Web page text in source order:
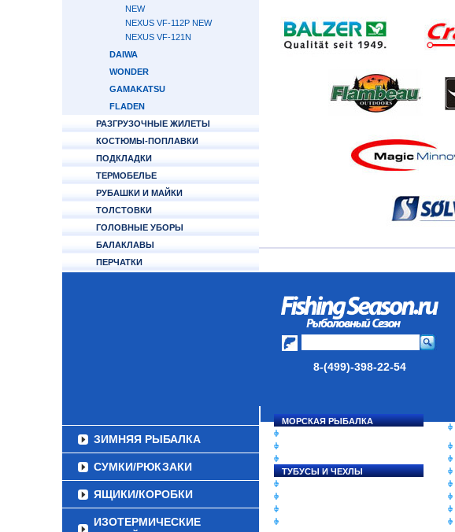
NEW
NEXUS VF-112P NEW
NEXUS VF-121N
DAIWA
WONDER
GAMAKATSU
FLADEN
РАЗГРУЗОЧНЫЕ ЖИЛЕТЫ
КОСТЮМЫ-ПОПЛАВКИ
ПОДКЛАДКИ
ТЕРМОБЕЛЬЕ
РУБАШКИ И МАЙКИ
ТОЛСТОВКИ
ГОЛОВНЫЕ УБОРЫ
БАЛАКЛАВЫ
ПЕРЧАТКИ
ЗИМНЯЯ РЫБАЛКА
СУМКИ/РЮКЗАКИ
ЯЩИКИ/КОРОБКИ
ИЗОТЕРМИЧЕСКИЕ
8-(499)-398-22-54
МОРСКАЯ РЫБАЛКА
ТУБУСЫ И ЧЕХЛЫ